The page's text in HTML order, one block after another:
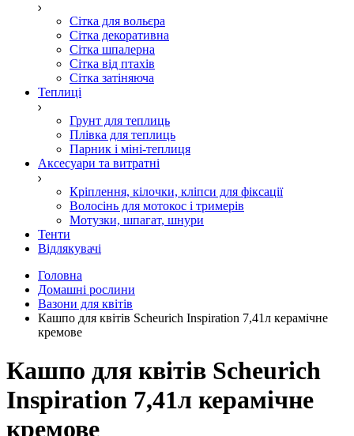
Сітка для вольєра
Сітка декоративна
Сітка шпалерна
Сітка від птахів
Сітка затіняюча
Теплиці
Грунт для теплиць
Плівка для теплиць
Парник і міні-теплиця
Аксесуари та витратні
Кріплення, кілочки, кліпси для фіксації
Волосінь для мотокос і тримерів
Мотузки, шпагат, шнури
Тенти
Відлякувачі
Головна
Домашні рослини
Вазони для квітів
Кашпо для квітів Scheurich Inspiration 7,41л керамічне
кремове
Кашпо для квітів Scheurich
Inspiration 7,41л керамічне
кремове